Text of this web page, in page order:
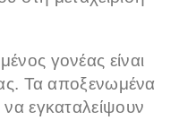
γονέας είναι
Τα αποξενωμένα
εγκαταλείψουν